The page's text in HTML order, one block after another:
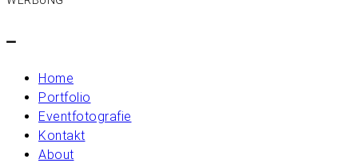
–
Home
Portfolio
Eventfotografie
Kontakt
About